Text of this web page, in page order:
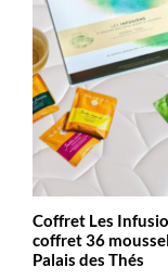
Coffret Les
coffret 36
Palais des Thés